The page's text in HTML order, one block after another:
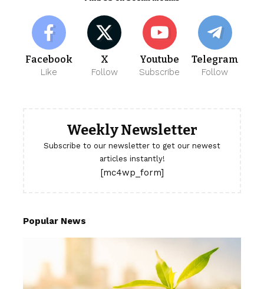
Facebook
Like
X
Follow
Youtube
Subscribe
Telegram
Follow
Weekly Newsletter
Subscribe to our newsletter to get our newest
articles instantly!
[mc4wp_form]
Popular News